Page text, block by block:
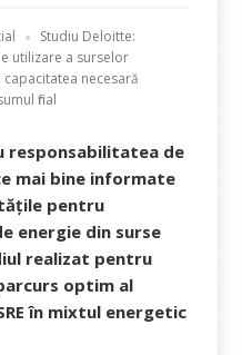
Studiu Deloitte:
utilizare a surselor
necesară
final
responsabilitatea de
mai bine informate
pentru
energie din surse
realizat pentru
optim al
în mixtul energetic